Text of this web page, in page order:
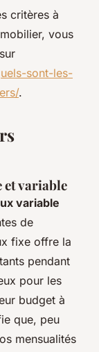
critères à
vous
sont-les-
.
et variable
variable
de
fixe offre la
pendant
pour les
budget à
que, peu
mensualités